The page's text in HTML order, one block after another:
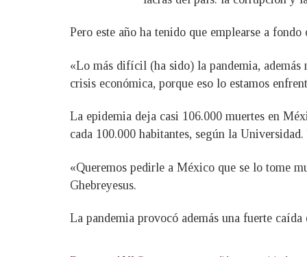
Pero este año ha tenido que emplearse a
«Lo más difícil (ha sido) la pandemia,
crisis económica, porque eso lo estamos
La epidemia deja casi 106.000 muertes en
cada 100.000 habitantes, según la
«Queremos pedirle a México que se lo tome
Ghebreyesus.
La pandemia provocó además una fuerte